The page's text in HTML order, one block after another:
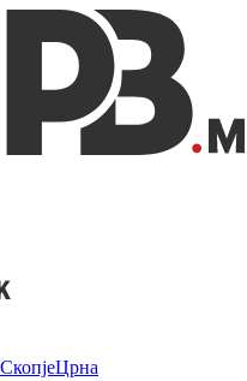
СкопјеЦрна